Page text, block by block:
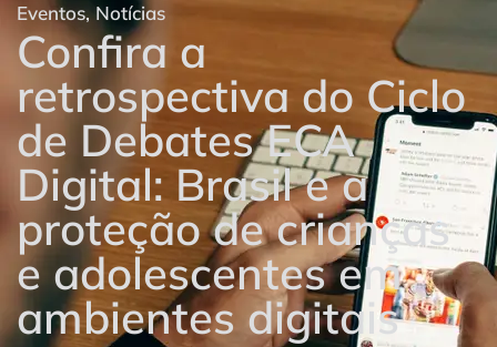
Eventos,Notícias
Confira a
retrospectiva do Ciclo
de Debates ECA
Digital: Brasil e a
proteção de crianças
e adolescentes em
ambientes digitais